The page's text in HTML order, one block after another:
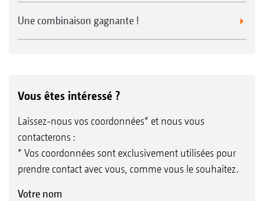
Une combinaison gagnante !
Vous êtes intéressé ?
Laissez-nous vos coordonnées* et nous vous
contacterons :
* Vos coordonnées sont exclusivement utilisées pour
prendre contact avec vous, comme vous le souhaitez.
Votre nom